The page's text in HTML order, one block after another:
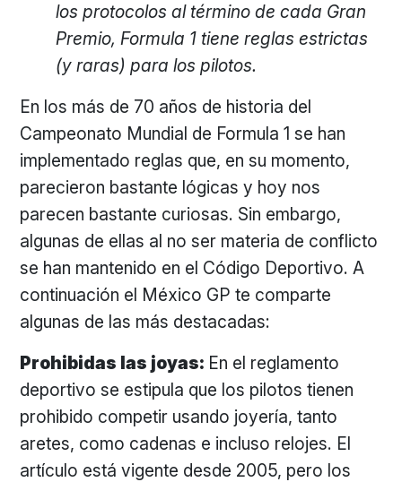
los protocolos al término de cada Gran
Premio, Formula 1 tiene reglas estrictas
(y raras) para los pilotos.
En los más de 70 años de historia del
Campeonato Mundial de Formula 1 se han
implementado reglas que, en su momento,
parecieron bastante lógicas y hoy nos
parecen bastante curiosas. Sin embargo,
algunas de ellas al no ser materia de conflicto
se han mantenido en el Código Deportivo. A
continuación el México GP te comparte
algunas de las más destacadas:
Prohibidas las joyas: En el reglamento
deportivo se estipula que los pilotos tienen
prohibido competir usando joyería, tanto
aretes, como cadenas e incluso relojes. El
artículo está vigente desde 2005, pero los